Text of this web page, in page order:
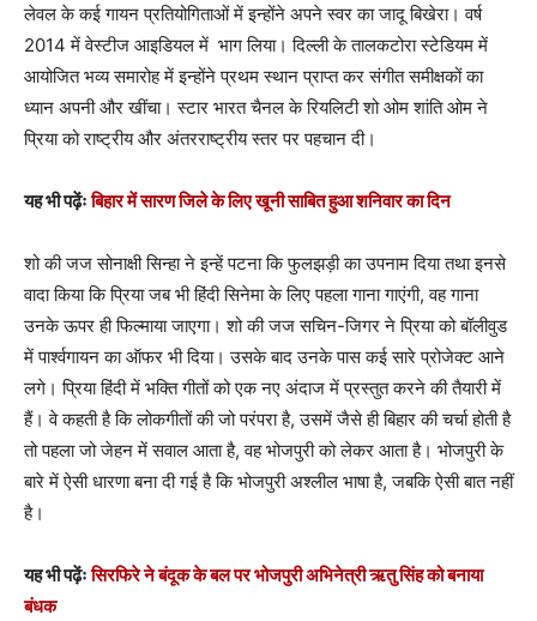
लेवल के कई गायन प्रतियोगिताओं में इन्होंने अपने स्वर का जादू बिखेरा। वर्ष
2014 में वेस्टीज आइडियल में भाग लिया। दिल्ली के तालकटोरा स्टेडियम में
आयोजित भव्य समारोह में इन्होंने प्रथम स्थान प्राप्त कर संगीत समीक्षकों का
ध्यान अपनी और खींचा। स्टार भारत चैनल के रियलिटी शो ओम शांति ओम ने
प्रिया को राष्ट्रीय और अंतरराष्ट्रीय स्तर पर पहचान दी।
यह भी पढ़ेंःबिहार में सारण जिले के लिए खूनी साबित हुआ शनिवार का दिन
शो की जज सोनाक्षी सिन्हा ने इन्हें पटना कि फुलझड़ी का उपनाम दिया तथा इनसे
वादा किया कि प्रिया जब भी हिंदी सिनेमा के लिए पहला गाना गाएंगी, वह गाना
उनके ऊपर ही फिल्माया जाएगा। शो की जज सचिन-जिगर ने प्रिया को बॉलीवुड
में पार्श्वगायन का ऑफर भी दिया। उसके बाद उनके पास कई सारे प्रोजेक्ट आने
लगे। प्रिया हिंदी में भक्ति गीतों को एक नए अंदाज में प्रस्तुत करने की तैयारी में
हैं। वे कहती है कि लोकगीतों की जो परंपरा है, उसमें जैसे ही बिहार की चर्चा होती है
तो पहला जो जेहन में सवाल आता है, वह भोजपुरी को लेकर आता है। भोजपुरी के
बारे में ऐसी धारणा बना दी गई है कि भोजपुरी अश्लील भाषा है, जबकि ऐसी बात नहीं
है।
यह भी पढ़ेंःसिरफिरे ने बंदूक के बल पर भोजपुरी अभिनेत्री ऋतु सिंह को बनाया
बंधक